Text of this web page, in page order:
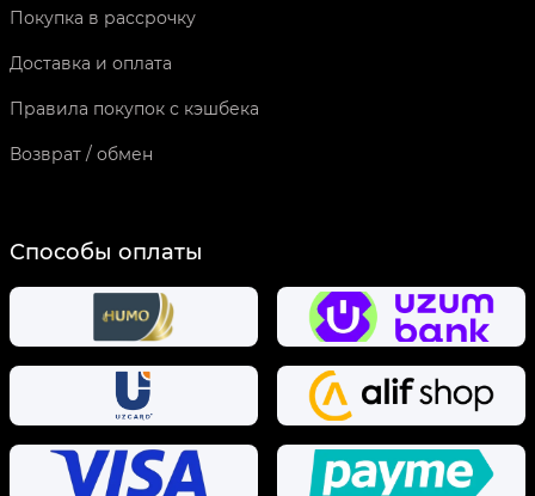
Покупка в рассрочку
Доставка и оплата
Правила покупок с кэшбека
Возврат / обмен
Способы оплаты